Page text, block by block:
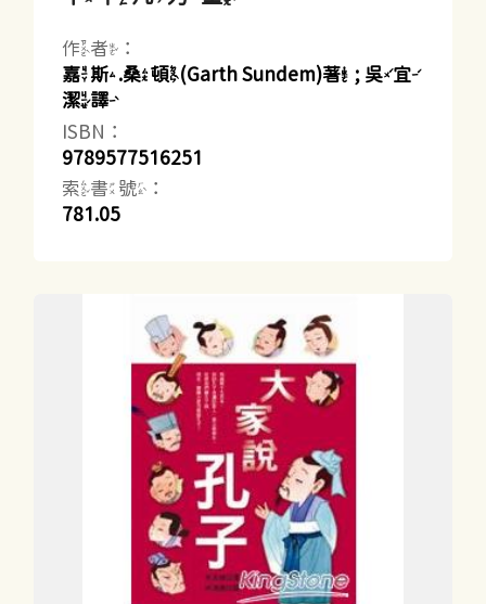
作者：
嘉斯.桑頓(Garth Sundem)著 ; 吳宜
潔譯
ISBN：
9789577516251
索書號：
781.05